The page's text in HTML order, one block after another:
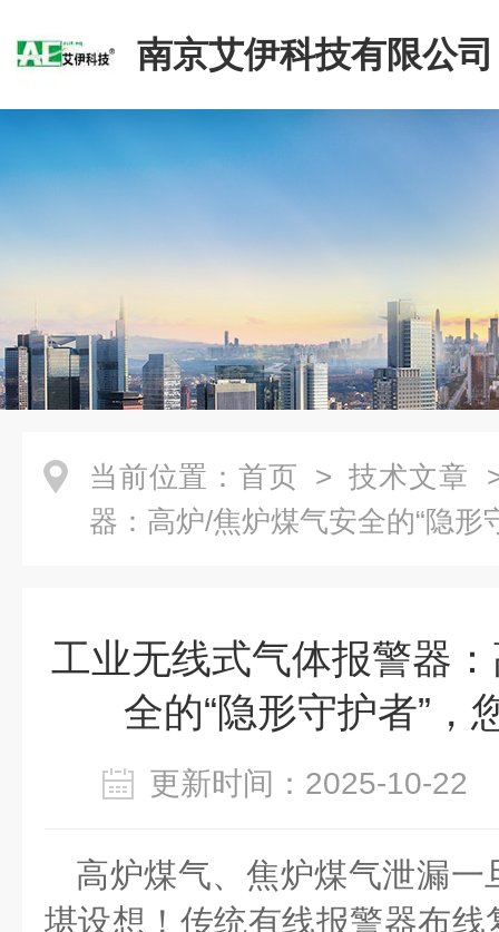
南京艾伊科技有限公司
当前位置： 首页 > 技术文章
器：高炉/焦炉煤气安全的“隐形
工业无线式气体报警器
全的“隐形守护者”，
更新时间：2025-10-
高炉煤气、焦炉煤气泄漏一
堪设想！传统有线报警器布